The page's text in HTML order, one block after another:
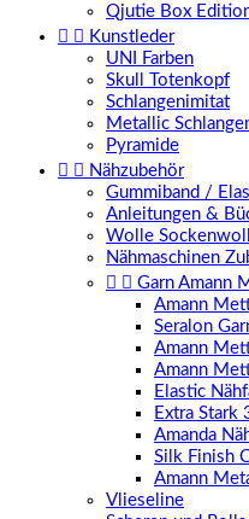
Qjutie Box
  Kunstleder
UNI Farben
Skull Totenkopf
Schlangenimitat
Metallic
Pyramide
  Nähzubehör
Gummiband /
Anleitungen &
Wolle
Nähmaschinen
  Garn Amann
Amann
Seralon
Amann
Amann
Elastic
Extra Stark
Amanda
Silk Finish
Amann
Vlieseline